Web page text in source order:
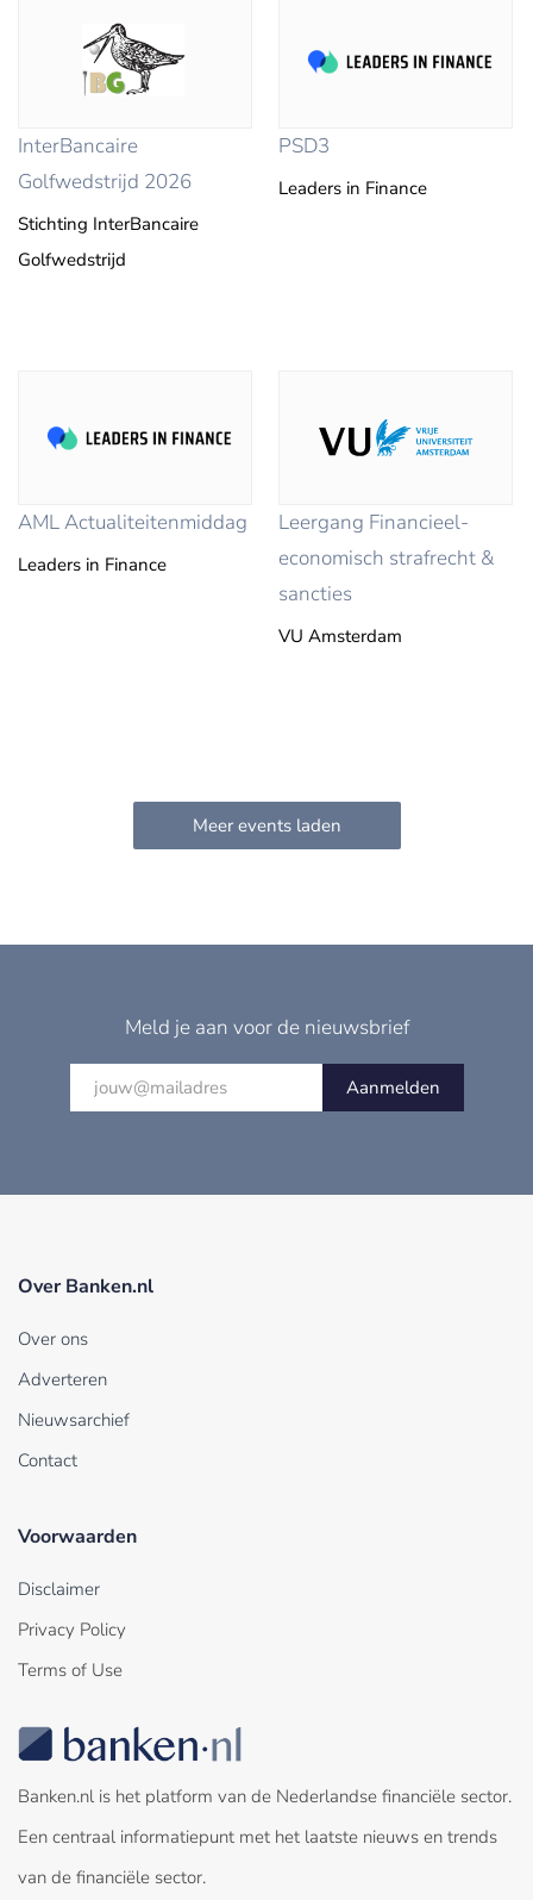
InterBancaire
Golfwedstrijd 2026
Stichting InterBancaire
Golfwedstrijd
PSD3
Leaders in Finance
AML Actualiteitenmiddag
Leaders in Finance
Leergang Financieel-
economisch strafrecht &
sancties
VU Amsterdam
Meld je aan voor de nieuwsbrief
Aanmelden
Over Banken.nl
Over ons
Adverteren
Nieuwsarchief
Contact
Voorwaarden
Disclaimer
Privacy Policy
Terms of Use
Banken.nl is het platform van de Nederlandse financiële sector.
Een centraal informatiepunt met het laatste nieuws en trends
van de financiële sector.